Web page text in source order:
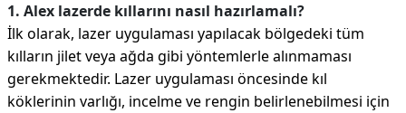
1. Alex lazerde kıllarını nasıl hazırlamalı?
İlk olarak, lazer uygulaması yapılacak bölgedeki tüm
kılların jilet veya ağda gibi yöntemlerle alınmaması
gerekmektedir. Lazer uygulaması öncesinde kıl
köklerinin varlığı, incelme ve rengin belirlenebilmesi için